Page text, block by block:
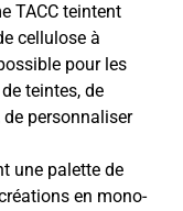
TACC teintent
cellulose à
pour les
teintes, de
personnaliser
une palette de
en mono-